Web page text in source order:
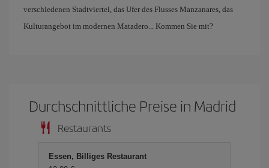
verschiedenen Stadtviertel, das Ufer des Flusses Manzanares, das
Kulturangebot im modernen Matadero... Kommen Sie mit?
Durchschnittliche Preise in Madrid
Restaurants
Essen, Billiges Restaurant